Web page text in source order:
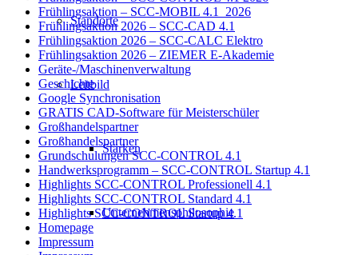
Standorte
Leitbild
Stärken
Unternehmensphilosophie
Frühlingsaktion – SCC-MOBIL 4.1_2026
Frühlingsaktion 2026 – SCC-CAD 4.1
Frühlingsaktion 2026 – SCC-CALC Elektro
Frühlingsaktion 2026 – ZIEMER E-Akademie
Geräte-/Maschinenverwaltung
Geschichte
Google Synchronisation
GRATIS CAD-Software für Meisterschüler
Großhandelspartner
Großhandelspartner
Grundschulungen SCC-CONTROL 4.1
Handwerksprogramm – SCC-CONTROL Startup 4.1
Highlights SCC-CONTROL Professionell 4.1
Highlights SCC-CONTROL Standard 4.1
Highlights SCC-CONTROL Startup 4.1
Homepage
Impressum